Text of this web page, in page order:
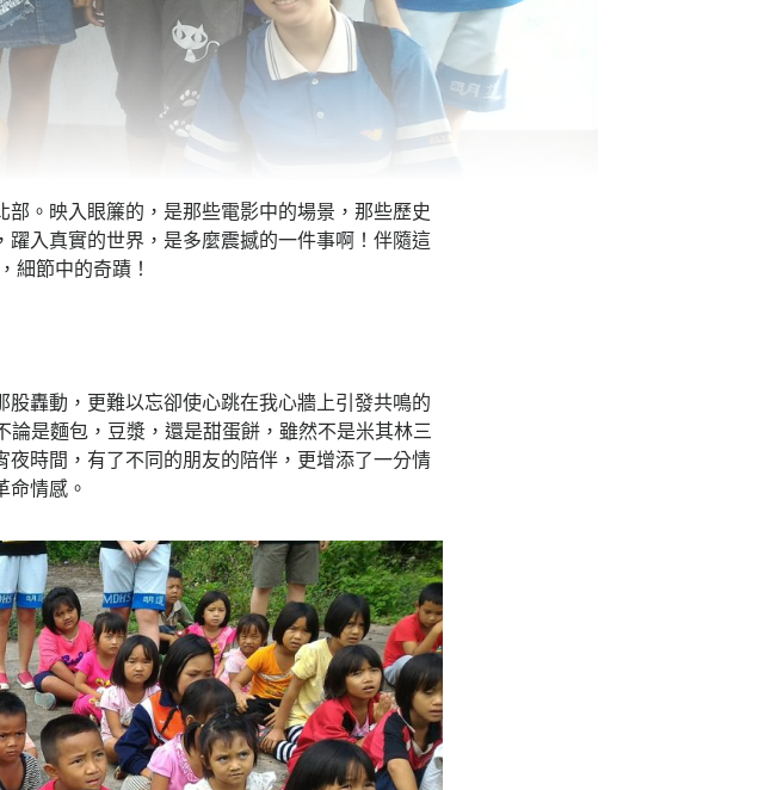
。映入眼簾的，是那些電影中的場景，那些歷史
入真實的世界，是多麼震撼的一件事啊！伴隨這
細節中的奇蹟！
轟動，更難以忘卻使心跳在我心牆上引發共鳴的
是麵包，豆漿，還是甜蛋餅，雖然不是米其林三
時間，有了不同的朋友的陪伴，更增添了一分情
命情感。